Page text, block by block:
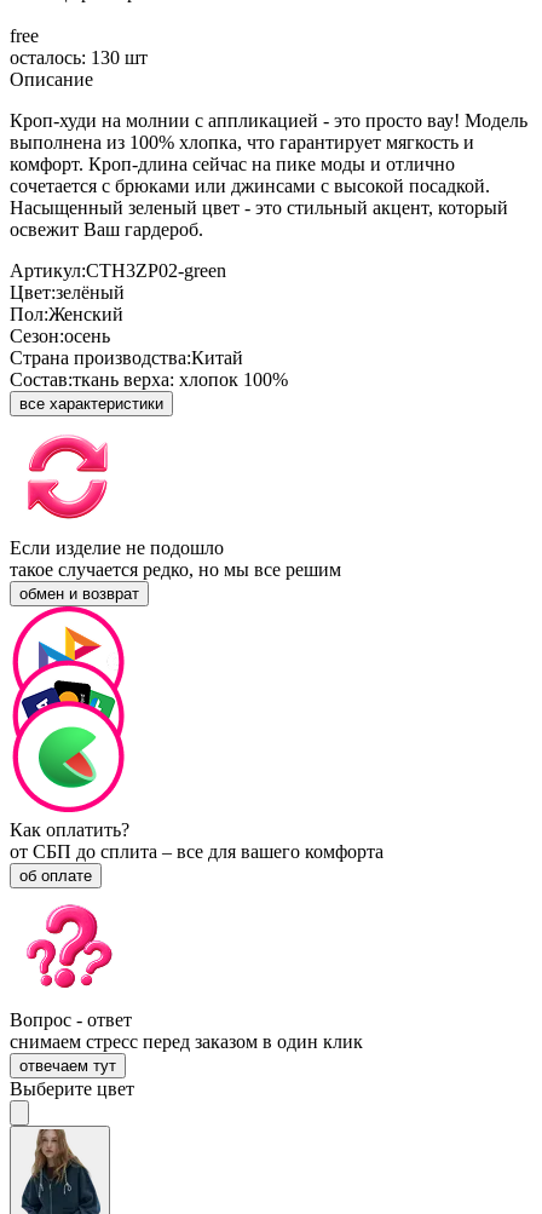
free
осталось: 130 шт
Описание
Кроп-худи на молнии с аппликацией - это просто вау! Модель
выполнена из 100% хлопка, что гарантирует мягкость и
комфорт. Кроп-длина сейчас на пике моды и отлично
сочетается с брюками или джинсами с высокой посадкой.
Насыщенный зеленый цвет - это стильный акцент, который
освежит Ваш гардероб.
Артикул:CTH3ZP02-green
Цвет:зелёный
Пол:Женский
Сезон:осень
Страна производства:Китай
Состав:ткань верха: хлопок 100%
все характеристики
Если изделие не подошло
такое случается редко, но мы все решим
обмен и возврат
Как оплатить?
от СБП до сплита – все для вашего комфорта
об оплате
Вопрос - ответ
снимаем стресс перед заказом в один клик
отвечаем тут
Выберите цвет